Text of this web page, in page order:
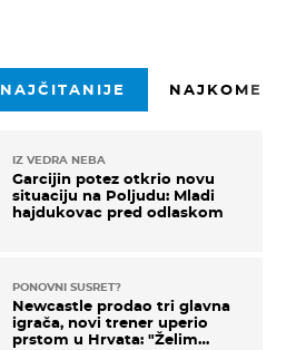
NAJČITANIJE
IZ VEDRA NEBA
Garcijin potez otkrio novu
situaciju na Poljudu: Mladi
hajdukovac pred odlaskom
PONOVNI SUSRET?
Newcastle prodao tri glavna
igrača, novi trener uperio
prstom u Hrvata: "Želim